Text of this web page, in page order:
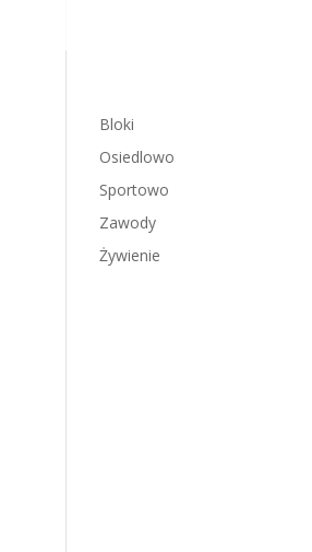
Bloki
Osiedlowo
Sportowo
Zawody
Żywienie